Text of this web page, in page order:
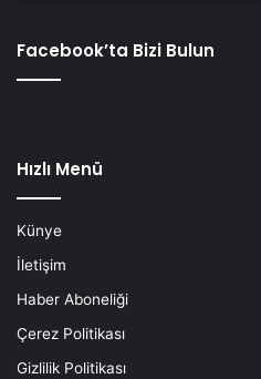
Facebook’ta Bizi Bulun
Hızlı Menü
Künye
İletişim
Haber Aboneliği
Çerez Politikası
Gizlilik Politikası